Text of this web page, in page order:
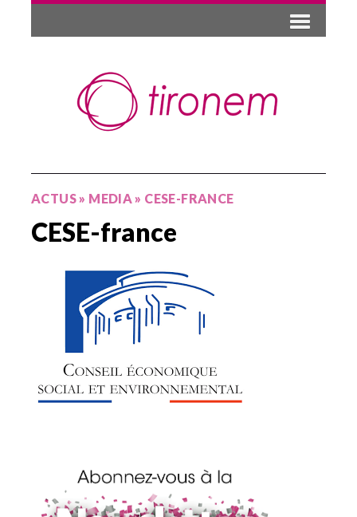
ACTUS» MEDIA» CESE-FRANCE
CESE-france